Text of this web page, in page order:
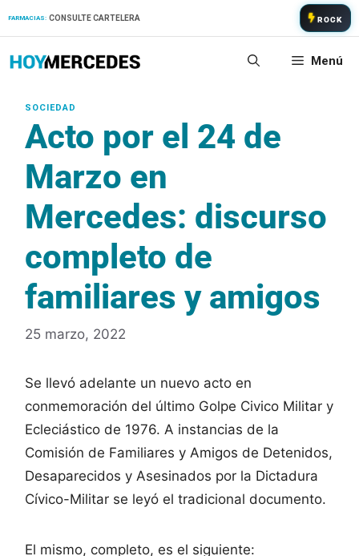
FARMACIAS: CONSULTE CARTELERA ROCK
Menú
Acto por el 24 de
Marzo en
Mercedes: discurso
completo de
familiares y amigos
25 marzo, 2022
Se llevó adelante un nuevo acto en
conmemoración del último Golpe Civico Militar y
Ecleciástico de 1976. A instancias de la
Comisión de Familiares y Amigos de Detenidos,
Desaparecidos y Asesinados por la Dictadura
Cívico-Militar se leyó el tradicional documento.
El mismo, completo, es el siguiente: